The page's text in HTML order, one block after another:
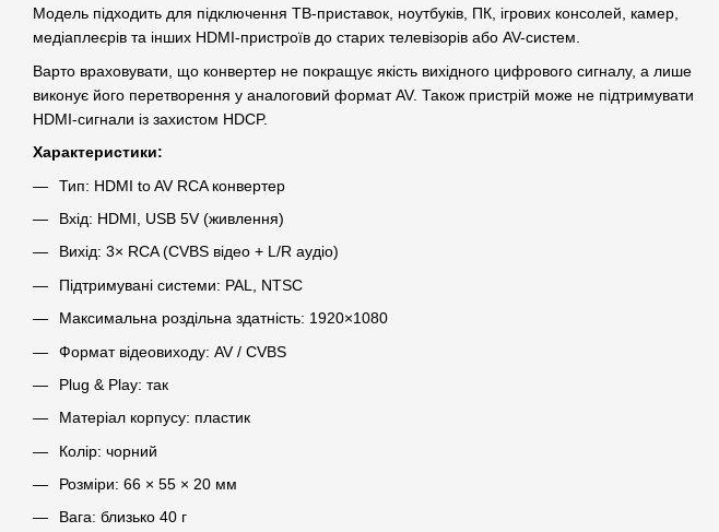
Модель підходить для підключення ТВ-приставок, ноутбуків, ПК, ігрових консолей, камер,
медіаплеєрів та інших HDMI-пристроїв до старих телевізорів або AV-систем.
Варто враховувати, що конвертер не покращує якість вихідного цифрового сигналу, а лише
виконує його перетворення у аналоговий формат AV. Також пристрій може не підтримувати
HDMI-сигнали із захистом HDCP.
Характеристики:
Тип: HDMI to AV RCA конвертер
Вхід: HDMI, USB 5V (живлення)
Вихід: 3× RCA (CVBS відео + L/R аудіо)
Підтримувані системи: PAL, NTSC
Максимальна роздільна здатність: 1920×1080
Формат відеовиходу: AV / CVBS
Plug & Play: так
Матеріал корпусу: пластик
Колір: чорний
Розміри: 66 × 55 × 20 мм
Вага: близько 40 г